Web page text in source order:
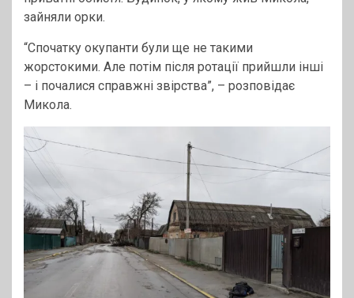
зайняли орки.
“Спочатку окупанти були ще не такими
жорстокими. Але потім після ротації прийшли інші
– і почалися справжні звірства”, – розповідає
Микола.